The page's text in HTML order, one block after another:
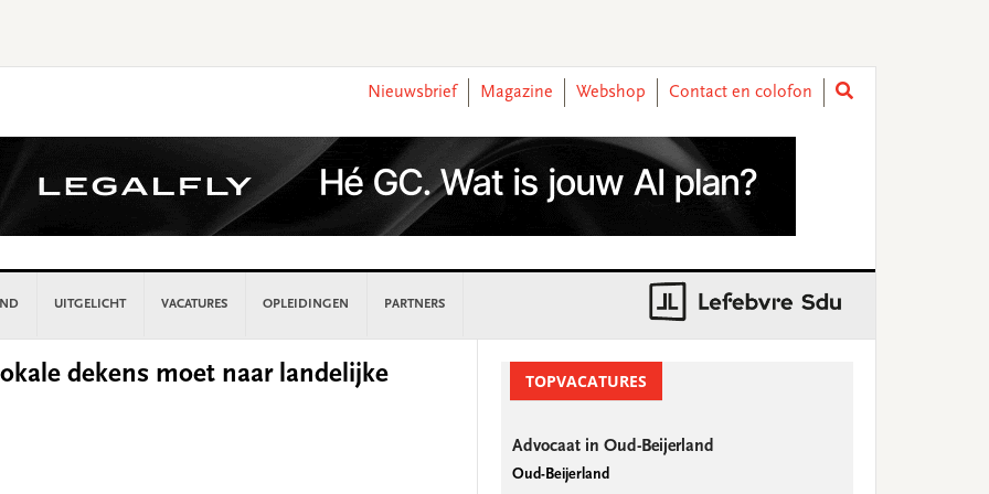
Nieuwsbrief
Magazine Webshop Contact en colofon
UITGELICHT VACATURES OPLEIDINGEN PARTNERS
dekens moet naar landelijke
SidebarTOPVACATURES
Advocaat in Oud-Beijerland
Oud-Beijerland